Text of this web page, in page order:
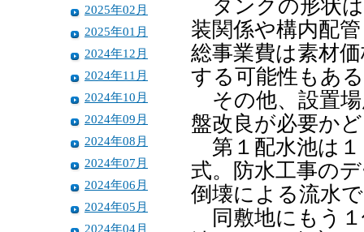
2025年02月
2025年01月
2024年12月
2024年11月
2024年10月
2024年09月
2024年08月
2024年07月
2024年06月
2024年05月
2024年04月
タンクの形状は
装関係や構内配
総事業費は素材
する可能性もあ
その他、設置場
盤改良が必要か
第１配水池は１
式。防水工事の
倒壊による流水
同敷地にもう１